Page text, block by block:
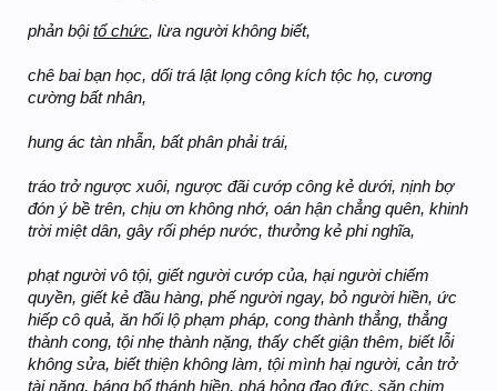
phản bộitổ chức, lừa người không biết,
chê bai bạn học, dối trá lật lọng công kích tộc họ, cương
cường bất nhân,
hung ác tàn nhẫn, bất phân phải trái,
tráo trở ngược xuôi, ngược đãi cướp công kẻ dưới, nịnh bợ
đón ý bề trên, chịu ơn không nhớ, oán hận chẳng quên, khinh
trời miệt dân, gây rối phép nước, thưởng kẻ phi nghĩa,
phạt người vô tội, giết người cướp của, hại người chiếm
quyền, giết kẻ đầu hàng, phế người ngay, bỏ người hiền, ức
hiếp cô quả, ăn hối lộ phạm pháp, cong thành thẳng, thẳng
thành cong, tội nhẹ thành nặng, thấy chết giận thêm, biết lỗi
không sửa, biết thiện không làm, tội mình hại người, cản trở
tài năng, báng bổ thánh hiền, phá hỏng đạo đức, săn chim